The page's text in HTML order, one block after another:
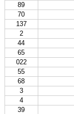
89
70
137
2
44
65
022
55
68
3
4
39